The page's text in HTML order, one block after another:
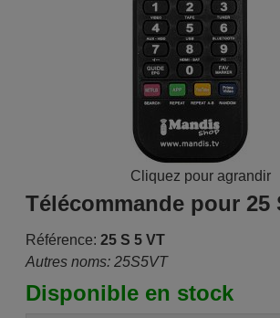
Cliquez pour agrandir
Télécommande pour 25
Référence: 25 S 5 VT
Autres noms: 25S5VT
Disponible en stock